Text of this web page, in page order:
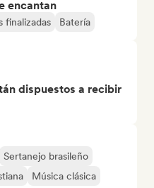
encantan
finalizadas Batería
dispuestos a recibir
Sertanejo brasileño
Música clásica